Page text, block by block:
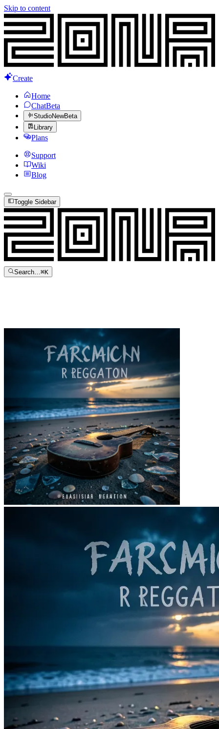
Skip to content
Create
Home
ChatBeta
StudioNewBeta
Library
Plans
Support
Wiki
Blog
Toggle Sidebar
Search…⌘K